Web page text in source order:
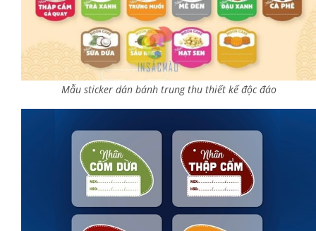
Mẫu sticker dán bánh trung thu thiết kế độc đáo